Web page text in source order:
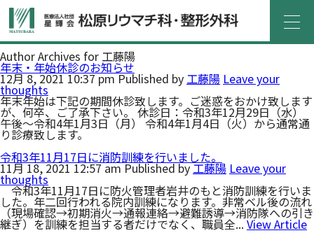
Author Archives for 工藤陽
年末・年始休診のお知らせ
12月 8, 2021 10:37 pmPublished by 工藤陽 Leave your
thoughts
年末年始は下記の期間休診致します。ご迷惑をおかけ致します
が、何卒、ご了承下さい。 休診日：令和3年12月29日（水）
午後～令和4年1月3日（月） 令和4年1月4日（火）から通常通
り診療致します。
令和3年11月17日に消防訓練を行いました。
11月 18, 2021 12:57 amPublished by工藤陽 Leave your
thoughts
令和3年11月17日に防火管理者岩井のもと消防訓練を行いま
した。年二回行われる院内訓練になります。非常ベル後の流れ
（現場確認→初期消火→通報連絡→避難誘導→消防隊への引き
継ぎ）を訓練を担当する者だけでなく、職員全...View Article
ホーム
診療案内
入院
よくある質問
アクセス
採用情報
医院紹介
介護サービス
医療機関の方へ
お問い合わせ
お知らせ